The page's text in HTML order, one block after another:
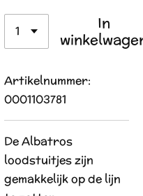
In
Artikelnummer:
0001103781
De Albatros
loodstuitjes zijn
gemakkelijk op de lijn